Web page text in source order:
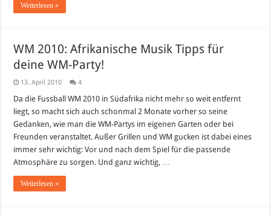
Weiterlesen »
WM 2010: Afrikanische Musik Tipps für
deine WM-Party!
13. April 2010 4
Da die Fussball WM 2010 in Südafrika nicht mehr so weit entfernt
liegt, so macht sich auch schonmal 2 Monate vorher so seine
Gedanken, wie man die WM-Partys im eigenen Garten oder bei
Freunden veranstaltet. Außer Grillen und WM gucken ist dabei eines
immer sehr wichtig: Vor und nach dem Spiel für die passende
Atmosphäre zu sorgen. Und ganz wichtig, …
Weiterlesen »